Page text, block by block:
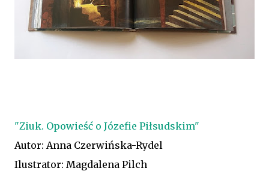
"Ziuk. Opowieść o Józefie Piłsudskim"
Autor: Anna Czerwińska-Rydel
Ilustrator: Magdalena Pilch